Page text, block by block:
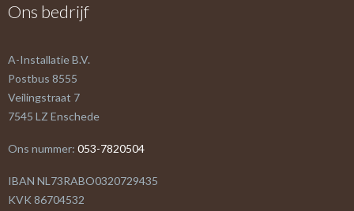
Ons bedrijf
A-Installatie B.V.
Postbus 8555
Veilingstraat 7
7545 LZ Enschede
Ons nummer: 053-7820504
IBAN NL73RABO0320729435
KVK 86704532